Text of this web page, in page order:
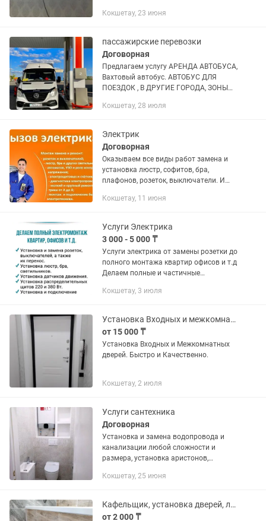
Кокшетау, 23 июня
пассажирские перевозки
Договорная
Предлагаем услугу АРЕНДА АВТОБУСА,
Вахтовый автобус. АВТОБУС ДЛЯ
ПОЕЗДОК , В ДРУГИЕ ГОРОДА, ЗОНЫ
корпоративных мероприятий. Доп.
-...
Кокшетау, 28 июля
Электрик
Договорная
Оказываем все виды работ замена и
установка люстр, софитов, бра,
плафонов, розеток, выключатели. И
Кокшетау, 11 июня
Услуги Электрика
3 000 - 5 000 ₸
Услуги электрика от замены розетки до
полного монтажа квартир офисов и т.д
Делаем полные и частичные
Перенос розеток, выключателей!
Кокшетау, 3 июля
Установка Входных и межкомнатных дверей.
от 15 000 ₸
Установка Входных и Межкомнатных
дверей. Быстро и Качественно.
Кокшетау, 2 июля
Услуги сантехника
Договорная
Установка и замена водопровода и
канализации любой сложности и
размера, установка аристонов,
стиральных и моечных машин,
фильтра для...
Кокшетау, 25 июня
Кафельщик, установка дверей, ламинат, стяжка, наливные полы, левкас
от 2 000 ₸